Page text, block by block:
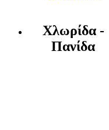
Χλωρίδα -
Πανίδα